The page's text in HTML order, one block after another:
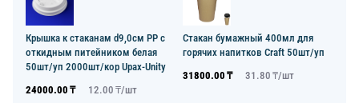
Крышка к стаканам d9,0см PP с
откидным питейником белая
50шт/уп 2000шт/кор Upax-Unity
24000.00 ₸ 12.00 ₸/шт
Стакан бумажный 400мл для
горячих напитков Craft 50шт/уп
31800.00 ₸ 31.80 ₸/шт